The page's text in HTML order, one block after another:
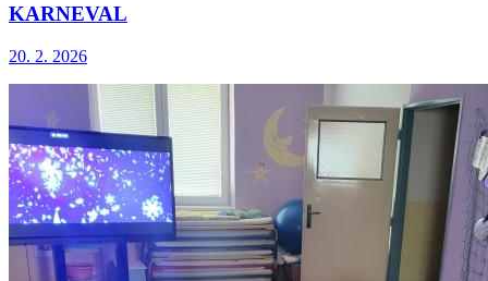
KARNEVAL
20. 2. 2026